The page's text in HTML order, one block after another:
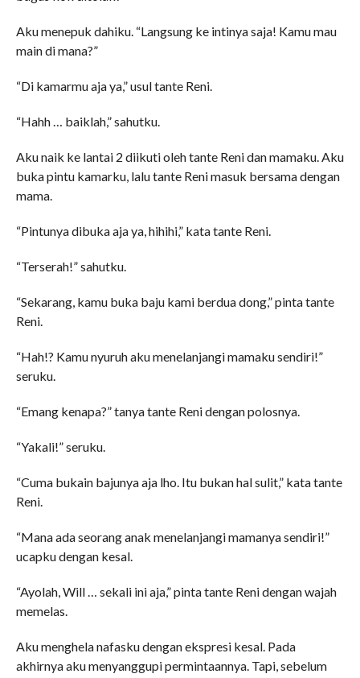
Aku menepuk dahiku. “Langsung ke intinya saja! Kamu mau
main di mana?”
“Di kamarmu aja ya,” usul tante Reni.
“Hahh … baiklah,” sahutku.
Aku naik ke lantai 2 diikuti oleh tante Reni dan mamaku. Aku
buka pintu kamarku, lalu tante Reni masuk bersama dengan
mama.
“Pintunya dibuka aja ya, hihihi,” kata tante Reni.
“Terserah!” sahutku.
“Sekarang, kamu buka baju kami berdua dong,” pinta tante
Reni.
“Hah!? Kamu nyuruh aku menelanjangi mamaku sendiri!”
seruku.
“Emang kenapa?” tanya tante Reni dengan polosnya.
“Yakali!” seruku.
“Cuma bukain bajunya aja lho. Itu bukan hal sulit,” kata tante
Reni.
“Mana ada seorang anak menelanjangi mamanya sendiri!”
ucapku dengan kesal.
“Ayolah, Will … sekali ini aja,” pinta tante Reni dengan wajah
memelas.
Aku menghela nafasku dengan ekspresi kesal. Pada
akhirnya aku menyanggupi permintaannya. Tapi, sebelum